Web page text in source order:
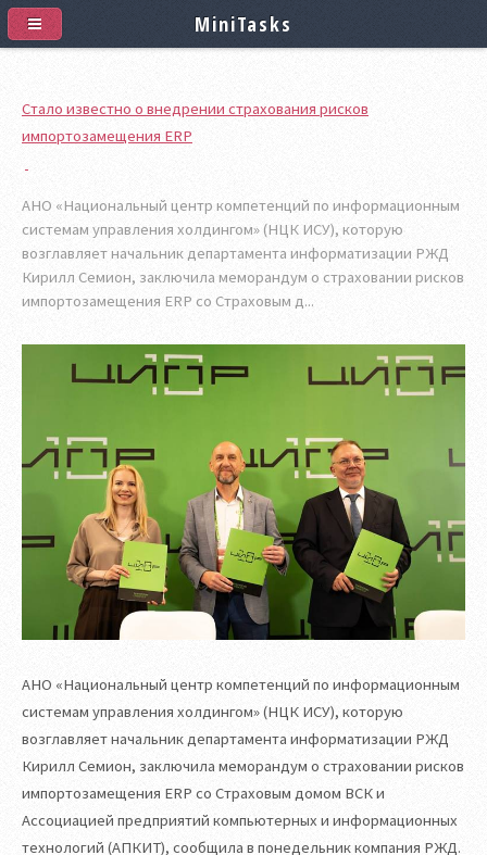
Стало известно о внедрении страхования рисков
импортозамещения ERP
АНО «Национальный центр компетенций по информационным
системам управления холдингом» (НЦК ИСУ), которую
возглавляет начальник департамента информатизации РЖД
Кирилл Семион, заключила меморандум о страховании рисков
импортозамещения ERP со Страховым д...
АНО «Национальный центр компетенций по информационным
системам управления холдингом» (НЦК ИСУ), которую
возглавляет начальник департамента информатизации РЖД
Кирилл Семион, заключила меморандум о страховании рисков
импортозамещения ERP со Страховым домом ВСК и
Ассоциацией предприятий компьютерных и информационных
технологий (АПКИТ), сообщила в понедельник компания РЖД.
MiniTasks